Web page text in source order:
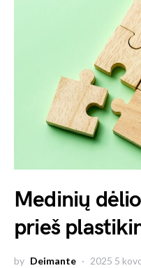
Medinių
prieš
by Deimante 2025 5